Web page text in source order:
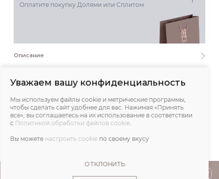
Оплатите покупку Долями или Сплитом
Описание
Состав и уход
Обмеры
Уважаем вашу конфиденциальность
Мы используем файлы cookie и метрические программы,
чтобы сделать сайт удобнее для вас. Нажимая «Принять
все», вы соглашаетесь на их использование в соответствии
с Политикой обработки файлов cookie.
Вы можете настроить cookie по своему вкусу
ОТКЛОНИТЬ